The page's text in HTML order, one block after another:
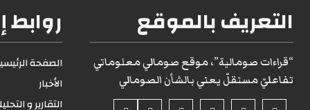
روابط
الصفحة
الأخبار
التقارير و
التعريف بالموقع
“قراءات صومالية”، موقع صومالي معلوماتي
تفاعليّ مستقلّ يعني بالشأن الصومالي